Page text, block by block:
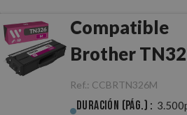
Compatible
Brother
Magenta
Ref.: CCBRTN326M
Duración (pág.) :